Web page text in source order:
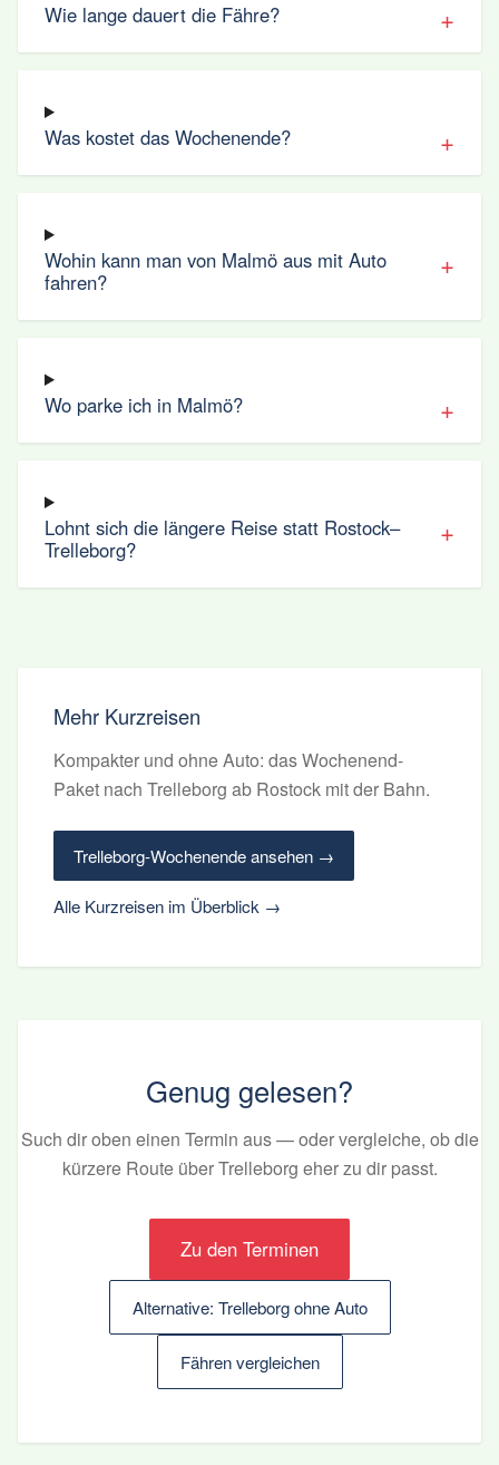
Wie lange dauert die Fähre?
Was kostet das Wochenende?
Wohin kann man von Malmö aus mit Auto
fahren?
Wo parke ich in Malmö?
Lohnt sich die längere Reise statt Rostock–
Trelleborg?
Mehr Kurzreisen
Kompakter und ohne Auto: das Wochenend-
Paket nach Trelleborg ab Rostock mit der Bahn.
Trelleborg-Wochenende ansehen →
Alle Kurzreisen im Überblick →
Genug gelesen?
Such dir oben einen Termin aus — oder vergleiche, ob die
kürzere Route über Trelleborg eher zu dir passt.
Zu den Terminen
Alternative: Trelleborg ohne Auto
Fähren vergleichen